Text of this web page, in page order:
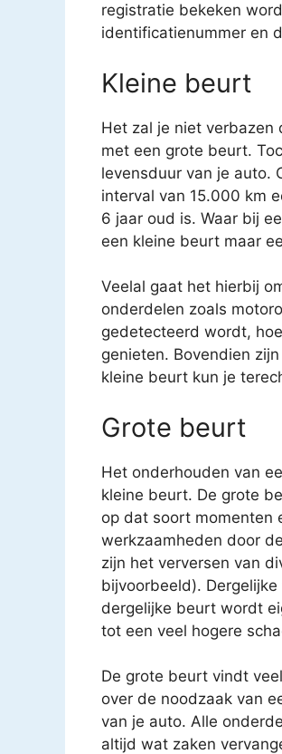
registratie bekeken
identificatienummer en
Kleine beurt
Het zal je niet
met een grote beurt.
levensduur van je auto.
interval van 15.000 km
6 jaar oud is. Waar bij
een kleine beurt maar
Veelal gaat het hierbij
onderdelen zoals
gedetecteerd wordt,
genieten. Bovendien
kleine beurt kun je
Grote beurt
Het onderhouden van
kleine beurt. De grote
op dat soort momenten
werkzaamheden door
zijn het verversen van
bijvoorbeeld).
dergelijke beurt wordt
tot een veel hogere
De grote beurt vindt
over de noodzaak van
van je auto. Alle
altijd wat zaken